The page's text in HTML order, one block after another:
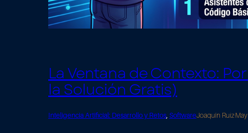
La Ventana de Contexto:
la Solución Gratis)
Inteligencia Artificial: Desarrollo y Retos, SoftwareJoaquín Ruiz·